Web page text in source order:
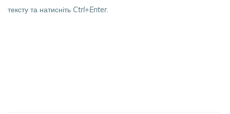
тексту та натисніть Ctrl+Enter.